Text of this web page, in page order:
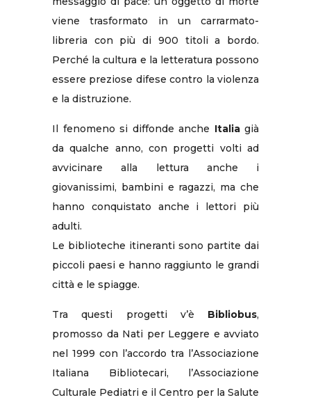
viene trasformato in un carrarmato-
libreria con più di 900 titoli a bordo.
Perché la cultura e la letteratura possono
essere preziose difese contro la violenza
e la distruzione.
Il fenomeno si diffonde anche Italiagià
da qualche anno, con progetti volti ad
avvicinare alla lettura anche i
giovanissimi, bambini e ragazzi, ma che
hanno conquistato anche i lettori più
adulti.
Le biblioteche itineranti sono partite dai
piccoli paesi e hanno raggiunto le grandi
città e le spiagge.
Tra questi progetti v’è Bibliobus,
promosso da Nati per Leggere e avviato
nel 1999 con l’accordo tra l’Associazione
Italiana Bibliotecari, l’Associazione
Culturale Pediatri e il Centro per la Salute